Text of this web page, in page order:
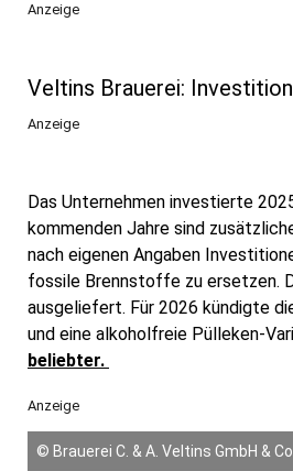
Anzeige
Veltins Brauerei:
Anzeige
Das Unternehmen investierte
kommenden Jahre sind
nach eigenen Angaben
fossile Brennstoffe zu ersetzen.
ausgeliefert. Für 2026 kündigte
und eine alkoholfreie Pülleken-
beliebter.
Anzeige
© Brauerei C. & A. Veltins GmbH &